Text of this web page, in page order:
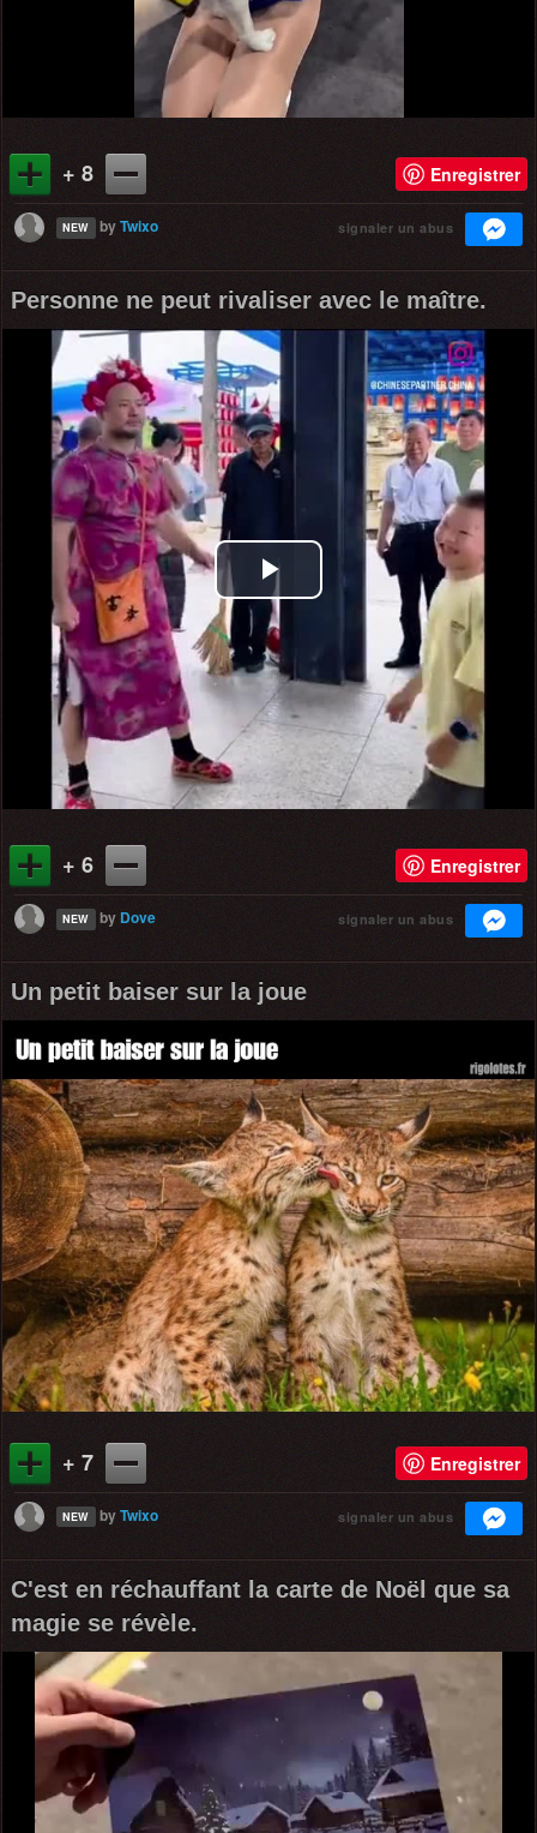
+ 8 Enregistrer
NEW byTwixo signaler un abus
Personne ne peut rivaliser avec le maître.
Play
Video
+ 6 Enregistrer
NEW by Dove signaler un abus
Un petit baiser sur la joue
+ 7 Enregistrer
NEW byTwixo signaler un abus
C'est en réchauffant la carte de Noël que sa
magie se révèle.